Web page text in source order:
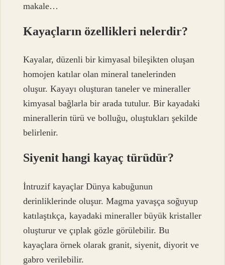
makale…
Kayaçların özellikleri nelerdir?
Kayalar, düzenli bir kimyasal bileşikten oluşan
homojen katılar olan mineral tanelerinden
oluşur. Kayayı oluşturan taneler ve mineraller
kimyasal bağlarla bir arada tutulur. Bir kayadaki
minerallerin türü ve bolluğu, oluştukları şekilde
belirlenir.
Siyenit hangi kayaç türüdür?
İntruzif kayaçlar Dünya kabuğunun
derinliklerinde oluşur. Magma yavaşça soğuyup
katılaştıkça, kayadaki mineraller büyük kristaller
oluşturur ve çıplak gözle görülebilir. Bu
kayaçlara örnek olarak granit, siyenit, diyorit ve
gabro verilebilir.